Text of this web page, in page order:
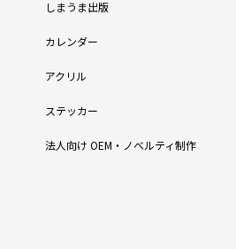
しまうま出版
カレンダー
アクリル
ステッカー
法人向け OEM・ノベルティ制作